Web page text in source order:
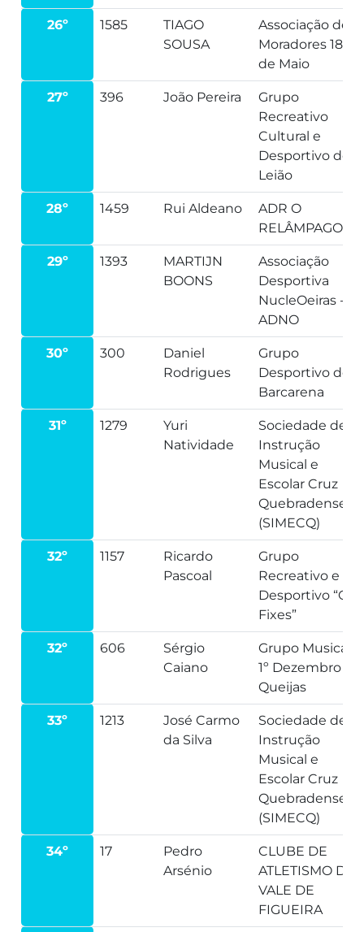
26º 1585
TIAGO
SOUSA
Associação de
Moradores 18
de Maio
27º 396 João Pereira
Grupo
Recreativo
Cultural e
Desportivo de
Leião
28º 1459 Rui Aldeano
ADR O
RELÂMPAGO
29º 1393
MARTIJN
BOONS
Associação
Desportiva
NucleOeiras -
ADNO
30º 300
Daniel
Rodrigues
Grupo
Desportivo de
Barcarena
31º 1279
Yuri
Natividade
Sociedade de
Instrução
Musical e
Escolar Cruz
Quebradense
(SIMECQ)
32º 1157
Ricardo
Pascoal
Grupo
Recreativo e
Desportivo “Os
Fixes”
32º 606
Sérgio
Caiano
Grupo Musical
1º Dezembro
Queijas
33º 1213
José Carmo
da Silva
Sociedade de
Instrução
Musical e
Escolar Cruz
Quebradense
(SIMECQ)
34º 17
Pedro
Arsénio
CLUBE DE
ATLETISMO DE
VALE DE
FIGUEIRA